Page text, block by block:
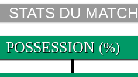
STATS DU MATCH
POSSESSION (%)